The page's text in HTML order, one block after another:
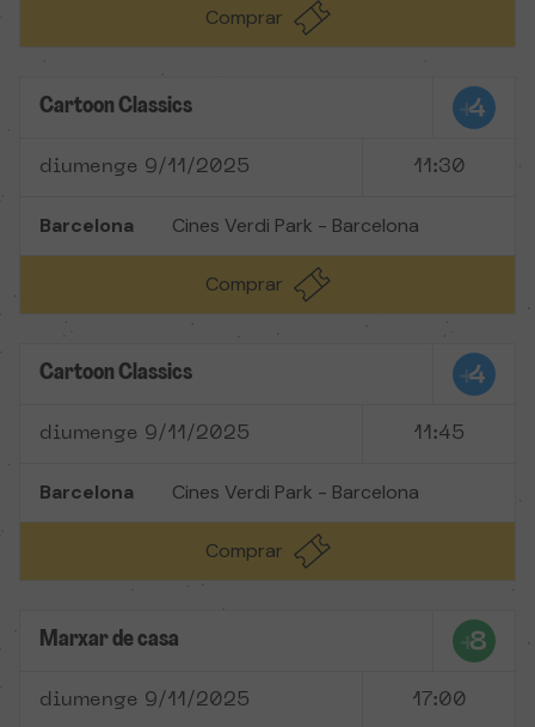
Comprar
Cartoon Classics
diumenge 9/11/2025 11:30
Barcelona Cines Verdi Park - Barcelona
Comprar
Cartoon Classics
diumenge 9/11/2025 11:45
Barcelona Cines Verdi Park - Barcelona
Comprar
Marxar de casa
diumenge 9/11/2025 17:00